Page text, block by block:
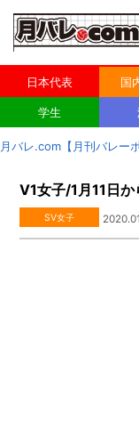
日本代表 国
学生
月バレ.com【月刊バレーボ
V1女子/1月11日
SV女子